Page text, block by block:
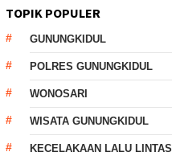
TOPIK POPULER
GUNUNGKIDUL
POLRES GUNUNGKIDUL
WONOSARI
WISATA GUNUNGKIDUL
KECELAKAAN LALU LINTAS